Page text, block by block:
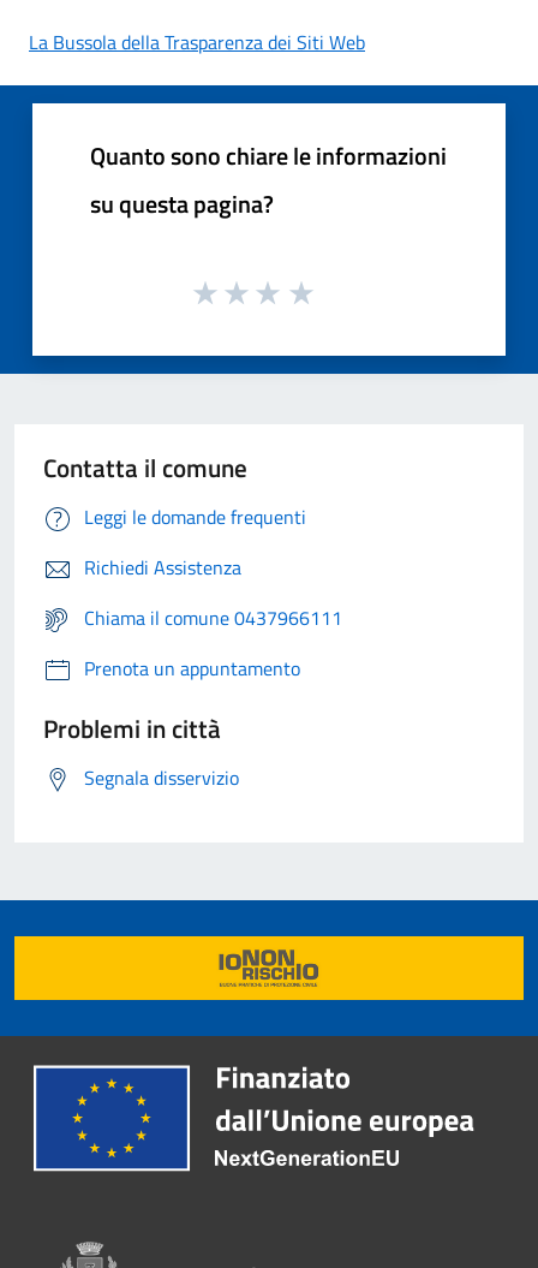
La Bussola della Trasparenza dei Siti Web
Quanto sono chiare le informazioni
su questa pagina?
Contatta il comune
Leggi le domande frequenti
Richiedi Assistenza
Chiama il comune 0437966111
Prenota un appuntamento
Problemi in città
Segnala disservizio